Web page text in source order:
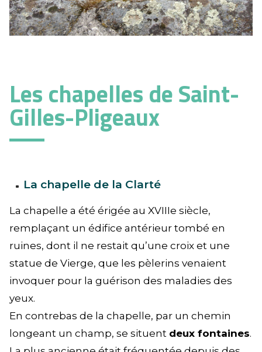
Les chapelles de Saint-
Gilles-Pligeaux
La chapelle de la Clarté
La chapelle a été érigée au XVIIIe siècle,
remplaçant un édifice antérieur tombé en
ruines, dont il ne restait qu’une croix et une
statue de Vierge, que les pèlerins venaient
invoquer pour la guérison des maladies des
yeux.
En contrebas de la chapelle, par un chemin
longeant un champ, se situent deux fontaines.